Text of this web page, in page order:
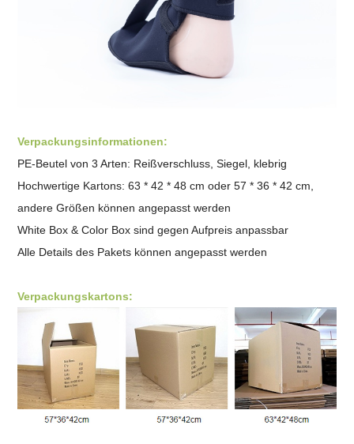
Verpackungsinformationen:
PE-Beutel von 3 Arten: Reißverschluss, Siegel, klebrig
Hochwertige Kartons: 63 * 42 * 48 cm oder 57 * 36 * 42 cm,
andere Größen können angepasst werden
White Box & Color Box sind gegen Aufpreis anpassbar
Alle Details des Pakets können angepasst werden
Verpackungskartons: